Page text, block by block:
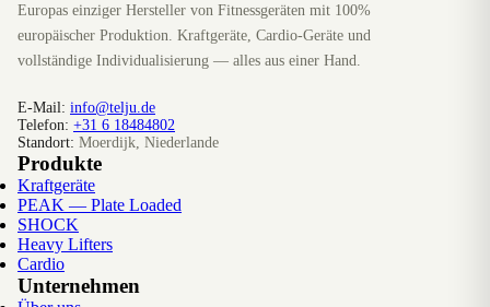
Europas einziger Hersteller von Fitnessgeräten mit 100%
europäischer Produktion. Kraftgeräte, Cardio-Geräte und
vollständige Individualisierung — alles aus einer Hand.
E-Mail: info@telju.de
Telefon: +31 6 18484802
Standort: Moerdijk, Niederlande
Produkte
Kraftgeräte
PEAK — Plate Loaded
SHOCK
Heavy Lifters
Cardio
Unternehmen